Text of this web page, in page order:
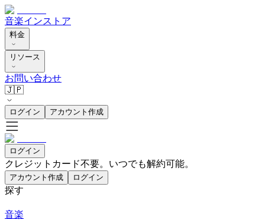
音楽インストア
料金
リソース
お問い合わせ
🇯🇵
ログイン アカウント作成
ログイン
クレジットカード不要。いつでも解約可能。
アカウント作成 ログイン
探す
音楽